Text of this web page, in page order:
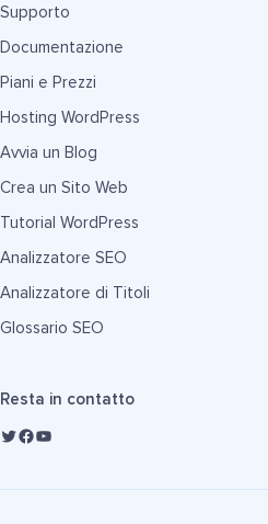
Supporto
Documentazione
Piani e Prezzi
Hosting WordPress
Avvia un Blog
Crea un Sito Web
Tutorial WordPress
Analizzatore SEO
Analizzatore di Titoli
Glossario SEO
Resta in contatto